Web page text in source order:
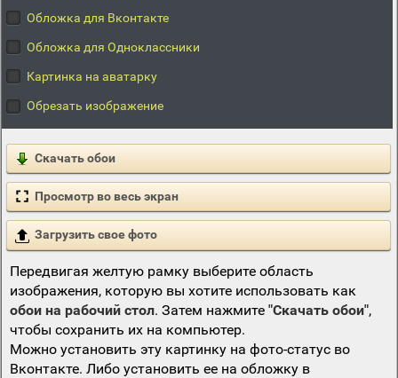
Обложка для Вконтакте
Обложка для Одноклассники
Картинка на аватарку
Обрезать изображение
Скачать обои
Просмотр во весь экран
Загрузить свое фото
Передвигая желтую рамку выберите область
изображения, которую вы хотите использовать как
обои на рабочий стол. Затем нажмите "Скачать обои",
чтобы сохранить их на компьютер.
Можно установить эту картинку на фото-статус во
Вконтакте. Либо установить ее на обложку в